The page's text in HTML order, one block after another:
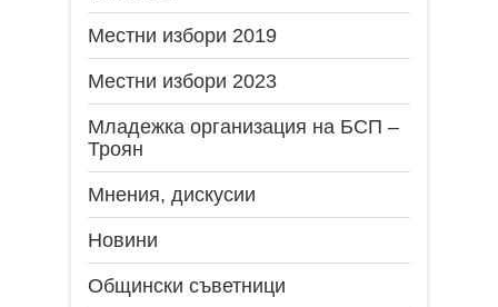
Местни избори 2019
Местни избори 2023
Младежка организация на БСП –
Троян
Мнения, дискусии
Новини
Общински съветници